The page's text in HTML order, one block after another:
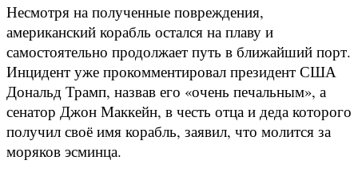
Несмотря на полученные повреждения,
американский корабль остался на плаву и
самостоятельно продолжает путь в ближайший порт.
Инцидент уже прокомментировал президент США
Дональд Трамп, назвав его «очень печальным», а
сенатор Джон Маккейн, в честь отца и деда которого
получил своё имя корабль, заявил, что молится за
моряков эсминца.